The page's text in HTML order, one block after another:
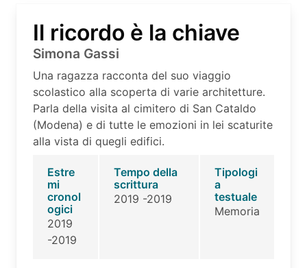
Il ricordo è la chiave
Simona Gassi
Una ragazza racconta del suo viaggio
scolastico alla scoperta di varie architetture.
Parla della visita al cimitero di San Cataldo
(Modena) e di tutte le emozioni in lei scaturite
alla vista di quegli edifici.
Estre
mi
cronol
ogici
2019
-2019
Tempo della
scrittura
2019 -2019
Tipologi
a
testuale
Memoria